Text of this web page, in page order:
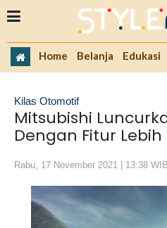
Home Belanja Edukasi
Kilas Otomotif
Mitsubishi
Dengan Fitur
Rabu, 17 November 2021 | 13:38 WIB